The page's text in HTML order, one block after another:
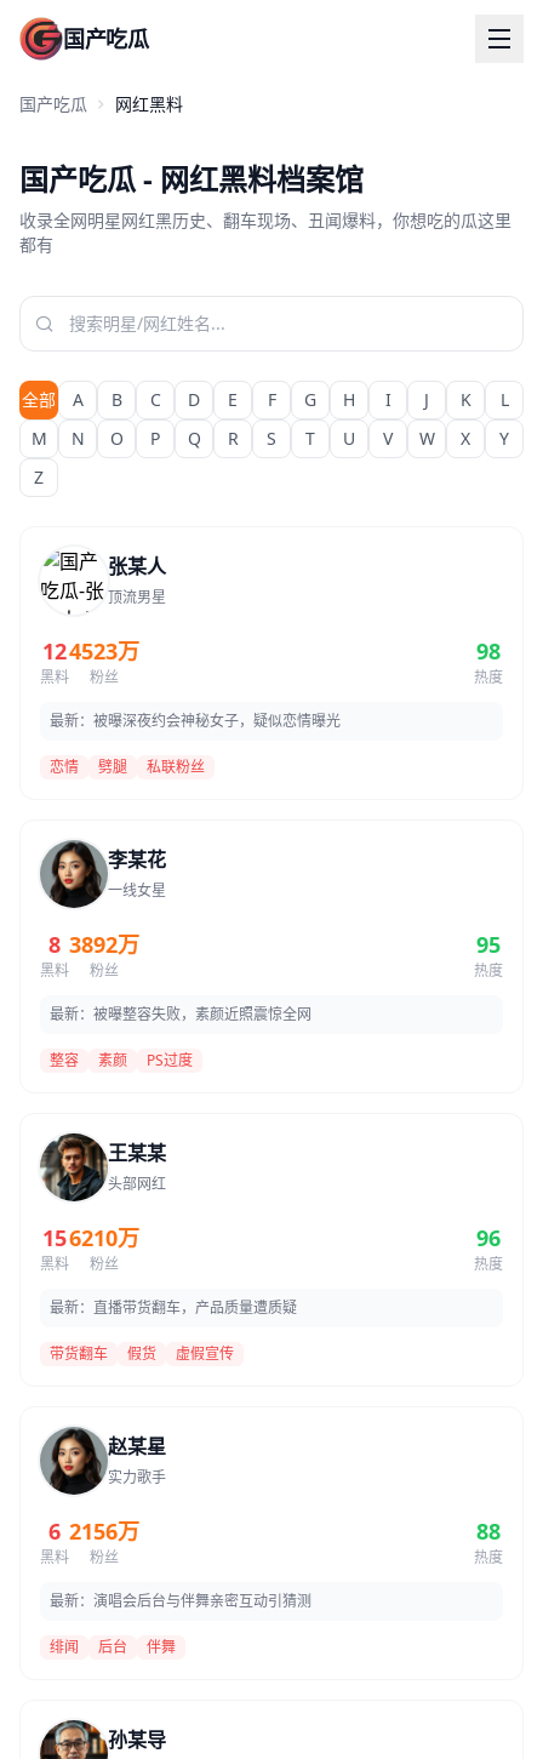
国产吃瓜
国产吃瓜 网红黑料
国产吃瓜 - 网红黑料档案馆
收录全网明星网红黑历史、翻车现场、丑闻爆料，你想吃的瓜这里
都有
全部 A B C D E F G H I J K
L
M
N O P Q R S T U V W X
Y
Z
张某人
顶流男星
12
黑料
4523万
粉丝
98
热度
最新：被曝深夜约会神秘女子，疑似恋情曝光
恋情 劈腿 私联粉丝
李某花
一线女星
8
黑料
3892万
粉丝
95
热度
最新：被曝整容失败，素颜近照震惊全网
整容 素颜 PS过度
王某某
头部网红
15
黑料
6210万
粉丝
96
热度
最新：直播带货翻车，产品质量遭质疑
带货翻车 假货 虚假宣传
赵某星
实力歌手
6
黑料
2156万
粉丝
88
热度
最新：演唱会后台与伴舞亲密互动引猜测
绯闻 后台 伴舞
孙某导